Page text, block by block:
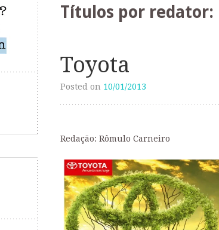
Títulos por redator:
Toyota
Posted on 10/01/2013
Redação: Rômulo Carneiro